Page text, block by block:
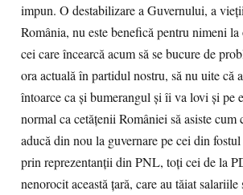
impun. O destabilizare a Guvernului, a
România, nu este benefică pentru nimeni
cei care încearcă acum să se bucure de
ora actuală în partidul nostru, să nu uite că
întoarce ca şi bumerangul şi îi va lovi şi pe
normal ca cetăţenii României să asiste cum
aducă din nou la guvernare pe cei din
prin reprezentanţii din PNL, toţi cei de la
nenorocit această ţară, care au tăiat